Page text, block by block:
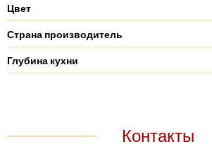
Цвет
Страна производитель
Глубина кухни
Контакты